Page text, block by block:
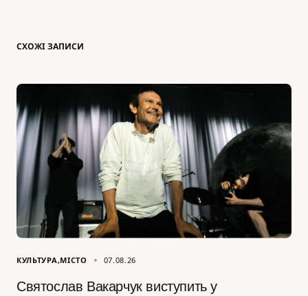
СХОЖІ ЗАПИСИ
КУЛЬТУРА МІСТО 07.08.26
Святослав Вакарчук виступить у